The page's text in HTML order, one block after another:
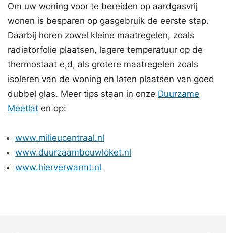
Om uw woning voor te bereiden op aardgasvrij
wonen is besparen op gasgebruik de eerste stap.
Daarbij horen zowel kleine maatregelen, zoals
radiatorfolie plaatsen, lagere temperatuur op de
thermostaat e,d, als grotere maatregelen zoals
isoleren van de woning en laten plaatsen van goed
dubbel glas. Meer tips staan in onze Duurzame
Meetlat en op:
www.milieucentraal.nl
www.duurzaambouwloket.nl
www.hierverwarmt.nl